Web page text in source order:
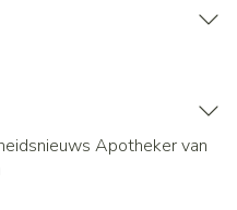
Apotheker van